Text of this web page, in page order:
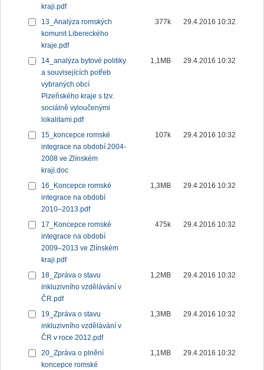
kraji.pdf
13_Analýza romských
komunit Libereckého
kraje.pdf
377k 29.4.2016 10:32
14_analýza bytové politiky
a souvisejících potřeb
vybraných obcí
Plzeňského kraje s tzv.
sociálně vyloučenými
lokalitami.pdf
1,1MB 29.4.2016 10:32
15_koncepce romské
integrace na období 2004-
2008 ve Zlínském
kraji.doc
107k 29.4.2016 10:32
16_Koncepce romské
integrace na období
2010–2013.pdf
1,3MB 29.4.2016 10:32
17_Koncepce romské
integrace na období
2009–2013 ve Zlínském
kraji.pdf
475k 29.4.2016 10:32
18_Zpráva o stavu
inkluzivního vzdělávání v
ČR.pdf
1,2MB 29.4.2016 10:32
19_Zpráva o stavu
inkluzivního vzdělávání v
ČR v roce 2012.pdf
1,3MB 29.4.2016 10:32
20_Zpráva o plnění
koncepce romské
1,1MB 29.4.2016 10:32